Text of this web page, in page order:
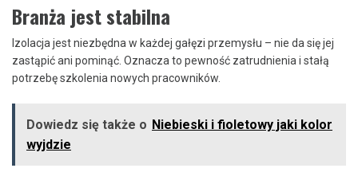
Branża jest stabilna
Izolacja jest niezbędna w każdej gałęzi przemysłu – nie da się jej
zastąpić ani pominąć. Oznacza to pewność zatrudnienia i stałą
potrzebę szkolenia nowych pracowników.
Dowiedz się także o Niebieski i fioletowy jaki kolor
wyjdzie